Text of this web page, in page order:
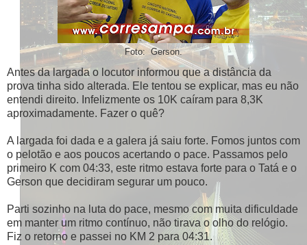
Foto: Gerson.
Antes da largada o locutor informou que a distância da
prova tinha sido alterada. Ele tentou se explicar, mas eu não
entendi direito. Infelizmente os 10K caíram para 8,3K
aproximadamente. Fazer o quê?
A largada foi dada e a galera já saiu forte. Fomos juntos com
o pelotão e aos poucos acertando o pace. Passamos pelo
primeiro K com 04:33, este ritmo estava forte para o Tatá e o
Gerson que decidiram segurar um pouco.
Parti sozinho na luta do pace, mesmo com muita dificuldade
em manter um ritmo contínuo, não tirava o olho do relógio.
Fiz o retorno e passei no KM 2 para 04:31.